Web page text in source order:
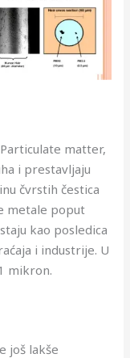
matter,
i prestavljaju
čvrstih čestica
metale poput
kao posledica
i industrije. U
mikron.
još lakše